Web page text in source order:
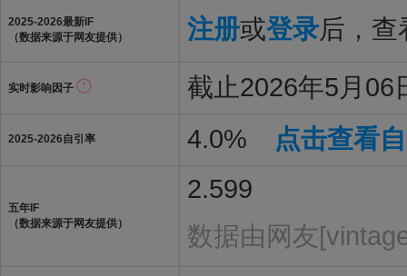
2025-2026最新IF
（数据来源于网友提供）
注册或登录后，查
实时影响因子 截止2026年5月06
2025-2026自引率 4.0% 点击查看
五年IF
（数据来源于网友提供）
2.599
数据由网友